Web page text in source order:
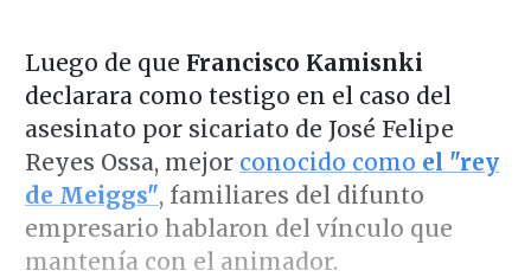
Luego de que Francisco Kamisnki
declarara como testigo en el caso del
asesinato por sicariato de José Felipe
Reyes Ossa, mejor conocido como el "rey
de Meiggs", familiares del difunto
empresario hablaron del vínculo que
mantenía con el animador.